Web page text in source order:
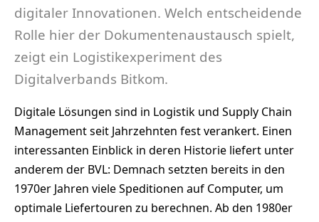
digitaler Innovationen. Welch entscheidende
Rolle hier der Dokumentenaustausch spielt,
zeigt ein Logistikexperiment des
Digitalverbands Bitkom.
Digitale Lösungen sind in Logistik und Supply Chain
Management seit Jahrzehnten fest verankert. Einen
interessanten Einblick in deren Historie liefert unter
anderem der BVL: Demnach setzten bereits in den
1970er Jahren viele Speditionen auf Computer, um
optimale Liefertouren zu berechnen. Ab den 1980er